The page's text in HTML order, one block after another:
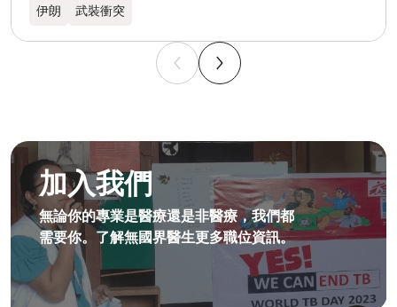
伊朗 武裝衝突
加入我們
無論你的專業是醫療還是非醫療，我們都
需要你。了解無國界醫生更多職位資訊。​
成為無國界無援人員​